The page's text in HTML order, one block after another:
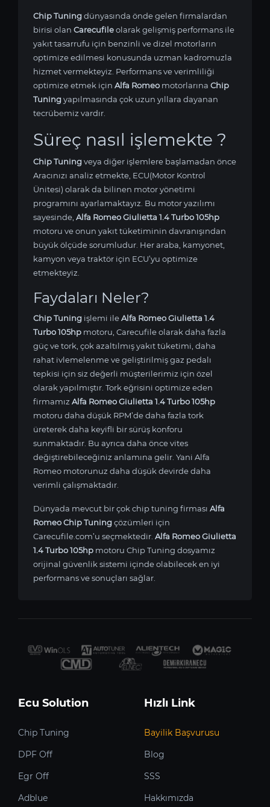
Chip Tuningdünyasında önde gelen firmalardan
birisi olan Carecufileolarak gelişmiş performans ile
yakıt tasarrufu için benzinli ve dizel motorların
optimize edilmesi konusunda uzman kadromuzla
hizmet vermekteyiz. Performans ve verimliliği
optimize etmek için Alfa Romeo motorlarına Chip
Tuningyapılmasında çok uzun yıllara dayanan
tecrübemiz vardır.
Süreç nasıl işlemekte ?
Chip Tuningveya diğer işlemlere başlamadan önce
Aracınızı analiz etmekte, ECU(Motor Kontrol
Ünitesi) olarak da bilinen motor yönetimi
programını ayarlamaktayız. Bu motor yazılımı
sayesinde, Alfa Romeo Giulietta 1.4 Turbo 105hp
motoru ve onun yakıt tüketiminin davranışından
büyük ölçüde sorumludur. Her araba, kamyonet,
kamyon veya traktör için ECU’yu optimize
etmekteyiz.
Faydaları Neler?
Chip Tuning işlemi ileAlfa Romeo Giulietta 1.4
Turbo 105hp motoru, Carecufile olarak daha fazla
güç ve tork, çok azaltılmış yakıt tüketimi, daha
rahat ivlemelenme ve geliştirilmiş gaz pedalı
tepkisi için siz değerli müşterilerimiz için özel
olarak yapılmıştır. Tork eğrisini optimize eden
firmamız Alfa Romeo Giulietta 1.4 Turbo 105hp
motoru daha düşük RPM’de daha fazla tork
üreterek daha keyifli bir sürüş konforu
sunmaktadır. Bu ayrıca daha önce vites
değiştirebileceğiniz anlamına gelir. Yani Alfa
Romeo motorunuz daha düşük devirde daha
verimli çalışmaktadır.
Dünyada mevcut bir çok chip tuning firması Alfa
Romeo Chip Tuningçözümleri için
Carecufile.com’u seçmektedir. Alfa Romeo Giulietta
1.4 Turbo 105hp motoru Chip Tuning dosyamız
orijinal güvenlik sistemi içinde olabilecek en iyi
performans ve sonuçları sağlar.
Ecu Solution
Chip Tuning
DPF Off
Egr Off
Adblue
Hızlı Link
Bayilik Başvurusu
Blog
SSS
Hakkımızda